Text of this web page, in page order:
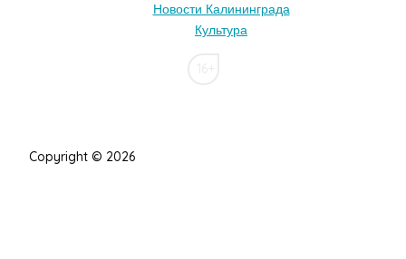
Новости Калининграда
Культура
Copyright © 2026